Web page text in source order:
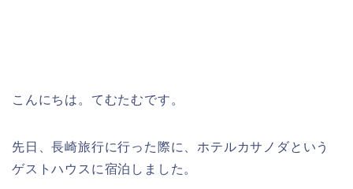
こんにちは。てむたむです。
先日、長崎旅行に行った際に、ホテルカサノダという
ゲストハウスに宿泊しました。